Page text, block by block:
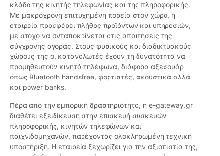
κλάδο της κινητής τηλεφωνίας και της πληροφορικής.
Με μακρόχρονη επιτυχημένη πορεία στον χώρο, η
εταιρεία προσφέρει πλήθος προϊόντων και υπηρεσιών,
με στόχο να ανταποκρίνεται στις απαιτήσεις της
σύγχρονης αγοράς. Στους φυσικούς και διαδικτυακούς
χώρους της οι καταναλωτές έχουν τη δυνατότητα να
προμηθευτούν κινητά τηλέφωνα, διάφορα αξεσουάρ
όπως Bluetooth handsfree, φορτιστές, ακουστικά αλλά
και power banks.
Πέρα από την εμπορική δραστηριότητα, η e-gateway.gr
διαθέτει εξειδίκευση στην επισκευή συσκευών
πληροφορικής, κινητών τηλεφώνων και
παιχνιδομηχανών, παρέχοντας ολοκληρωμένη τεχνική
υποστήριξη. Η εταιρεία ξεχωρίζει για την αξιοπιστία της,